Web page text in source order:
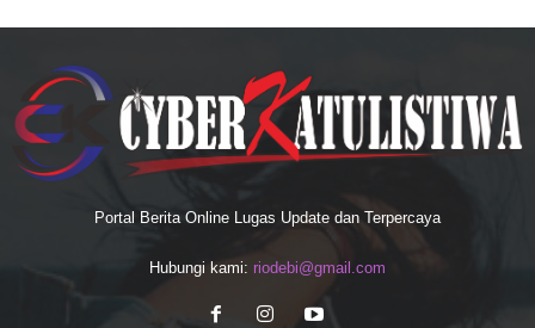
Portal Berita Online Lugas Update dan Terpercaya
Hubungi kami: riodebi@gmail.com